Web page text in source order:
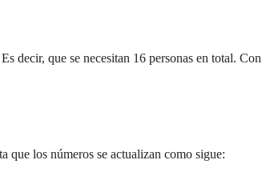
decir, que se necesitan 16 personas en total. Con
que los números se actualizan como sigue: